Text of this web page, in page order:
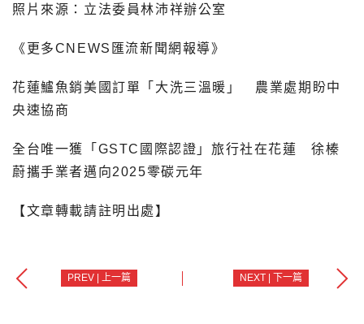
照片來源：立法委員林沛祥辦公室
《更多CNEWS匯流新聞網報導》
花蓮鱸魚銷美國訂單「大洗三溫暖」 農業處期盼中
央速協商
全台唯一獲「GSTC國際認證」旅行社在花蓮 徐榛
蔚攜手業者邁向2025零碳元年
【文章轉載請註明出處】
PREV | 上一篇 NEXT | 下一篇